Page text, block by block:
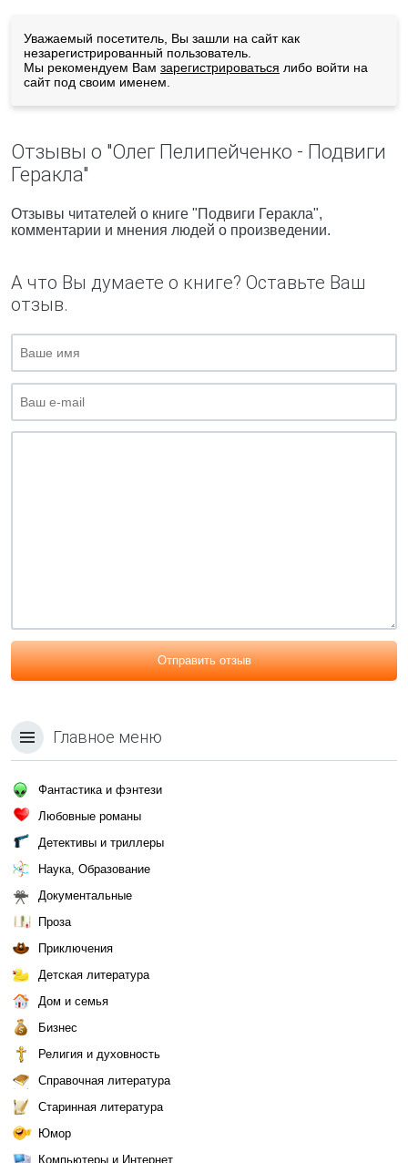
Уважаемый посетитель, Вы зашли на сайт как
незарегистрированный пользователь.
Мы рекомендуем Вам зарегистрироваться либо войти на
сайт под своим именем.
Отзывы о "Олег Пелипейченко - Подвиги
Геракла"
Отзывы читателей о книге "Подвиги Геракла",
комментарии и мнения людей о произведении.
А что Вы думаете о книге? Оставьте Ваш
отзыв.
Отправить отзыв
Главное меню
Фантастика и фэнтези
Любовные романы
Детективы и триллеры
Наука, Образование
Документальные
Проза
Приключения
Детская литература
Дом и семья
Бизнес
Религия и духовность
Справочная литература
Старинная литература
Юмор
Компьютеры и Интернет